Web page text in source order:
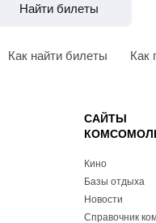
Найти билеты
Как найти билеты Как
САЙТЫ
Кино
Базы отдыха
Новости
Справочник